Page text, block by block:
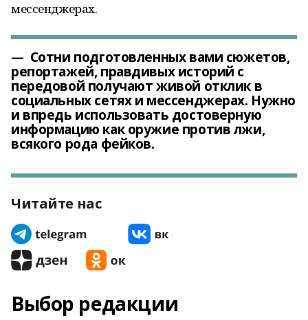
мессенджерах.
— Сотни подготовленных вами сюжетов,
репортажей, правдивых историй с
передовой получают живой отклик в
социальных сетях и мессенджерах. Нужно
и впредь использовать достоверную
информацию как оружие против лжи,
всякого рода фейков.
Читайте нас
Выбор редакции